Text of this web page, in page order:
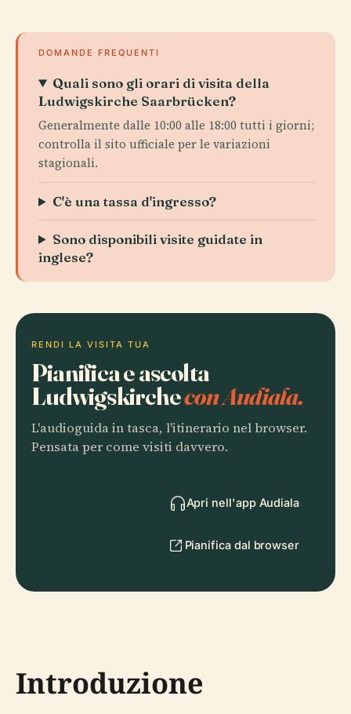
DOMANDE FREQUENTI
Quali sono gli orari di visita della
Ludwigskirche Saarbrücken?
Generalmente dalle 10:00 alle 18:00 tutti i giorni;
controlla il sito ufficiale per le variazioni
stagionali.
C'è una tassa d'ingresso?
Sono disponibili visite guidate in
inglese?
RENDI LA VISITA TUA
Pianifica e ascolta
Ludwigskirchecon Audiala.
L'audioguida in tasca, l'itinerario nel browser.
Pensata per come visiti davvero.
Apri nell'app Audiala
Pianifica dal browser
Introduzione